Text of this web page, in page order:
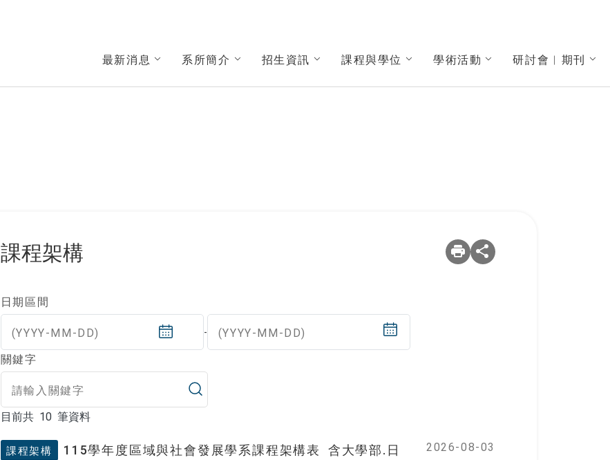
最新消息
系所簡介 招生資訊 課程與學位 學術活動 研討會︱期刊
課程架構
日期區間
(YYYY-MM-DD) - (YYYY-MM-DD)
關鍵字
目前共 10 筆資料
目前共 10 筆資料
課程架構
115學年度區域與社會發展學系課程架構表 含大學部.日
2026-08-03